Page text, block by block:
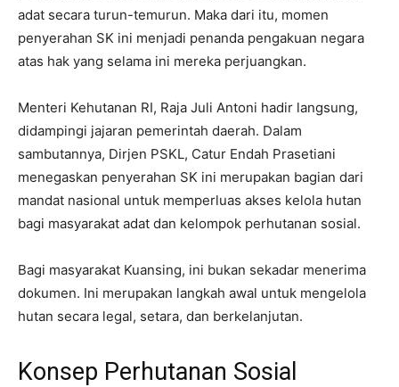
adat secara turun-temurun. Maka dari itu, momen
penyerahan SK ini menjadi penanda pengakuan negara
atas hak yang selama ini mereka perjuangkan.
Menteri Kehutanan RI, Raja Juli Antoni hadir langsung,
didampingi jajaran pemerintah daerah. Dalam
sambutannya, Dirjen PSKL, Catur Endah Prasetiani
menegaskan penyerahan SK ini merupakan bagian dari
mandat nasional untuk memperluas akses kelola hutan
bagi masyarakat adat dan kelompok perhutanan sosial.
Bagi masyarakat Kuansing, ini bukan sekadar menerima
dokumen. Ini merupakan langkah awal untuk mengelola
hutan secara legal, setara, dan berkelanjutan.
Konsep Perhutanan Sosial